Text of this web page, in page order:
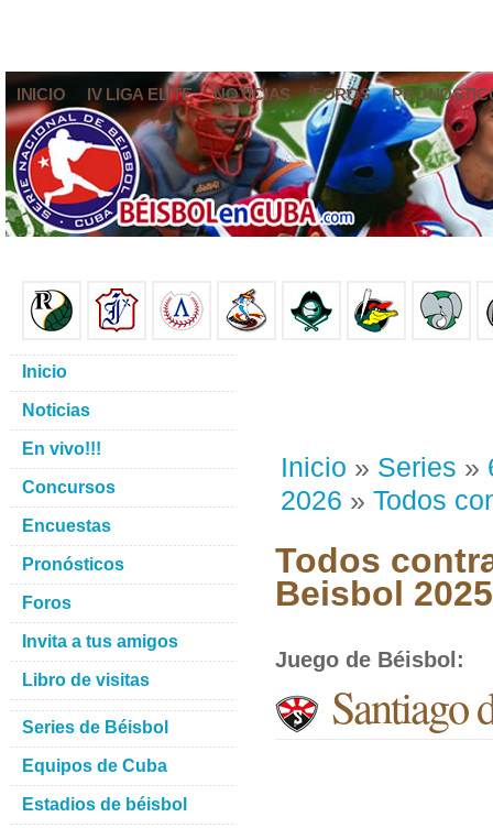
INICIO IV LIGA ELITE NOTICIAS FOROS
Inicio » Series »
2026 » Todos
Todos
Beisbol
Juego de Béisbol :
Santiago
Inicio
Noticias
En vivo!!!
Concursos
Encuestas
Pronósticos
Foros
Invita a tus amigos
Libro de visitas
Series de Béisbol
Equipos de Cuba
Estadios de béisbol